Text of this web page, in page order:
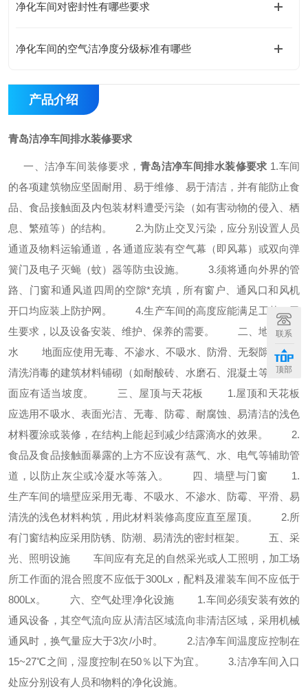
净化车间对密封性有哪些要求
净化车间的空气洁净度分级标准有哪些
产品介绍
青岛洁净车间排水装修要求
一、洁净车间装修要求， 青岛洁净车间排水装修要求 1.车间
的各项建筑物应坚固耐用、易于维修、易于清洁，并有能防止食
品、食品接触面及内包装材料遭受污染（如有害动物的侵入、栖
息、繁殖等）的结构。
2.为防止交叉污染，应分别设置人员
通道及物料运输通道，各通道应装有空气幕（即风幕）或双向弹
簧门及电子灭蝇（蚊）器等防虫设施。
3.须将通向外界的管
路、门窗和通风道四周的空隙*充填，所有窗户、通风口和风机
开口均应装上防护网。
4.生产车间的高度应能满足工艺、卫
生要求，以及设备安装、维护、保养的需要。
二、地面与排
水
地面应使用无毒、不渗水、不吸水、防滑、无裂隙且易于
清洗消毒的建筑材料铺砌（如耐酸砖、水磨石、混凝土等），地
面应有适当坡度。
三、屋顶与天花板 1.屋顶和天花板
应选用不吸水、表面光洁、无毒、防霉、耐腐蚀、易清洁的浅色
材料覆涂或装修，在结构上能起到减少结露滴水的效果。
2.
食品及食品接触面暴露的上方不应设有蒸气、水、电气等辅助管
道，以防止灰尘或冷凝水等落入。
四、墙壁与门窗
1.
生产车间的墙壁应采用无毒、不吸水、不渗水、防霉、平滑、易
清洗的浅色材料构筑，用此材料装修高度应直至屋顶。
2.所
有门窗结构应采用防锈、防潮、易清洗的密封框架。
五、采
光、照明设施
车间应有充足的自然采光或人工照明，加工场
所工作面的混合照度不应低于300Lx，配料及灌装车间不应低于
800Lx。
六、空气处理净化设施 1.车间必须安装有效的
通风设备，其空气流向应从清洁区域流向非清洁区域，采用机械
通风时，换气量应大于3次/小时。
2.洁净车间温度应控制在
15~27℃之间，湿度控制在50％以下为宜。
3.洁净车间入口
处应分别设有人员和物料的净化设施。
联系
顶部